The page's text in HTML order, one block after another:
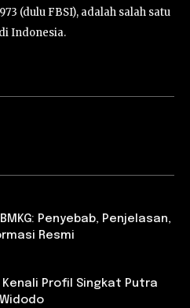
(dulu FBSI), adalah salah satu
Indonesia.
Penyebab, Penjelasan,
Resmi
Profil Singkat Putra